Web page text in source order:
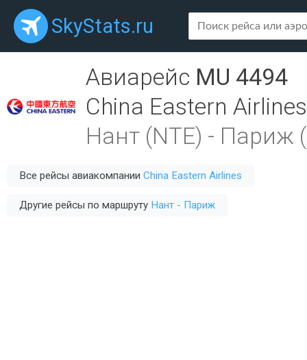
SkyStats.ru
Авиарейс MU 4494
China Eastern Airlines
Нант (NTE) - Париж
Все рейсы авиакомпании China Eastern Airlines
Другие рейсы по маршруту Нант - Париж